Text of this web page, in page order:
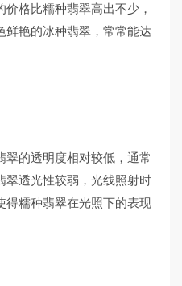
格比糯种翡翠高出不少，
鲜艳的冰种翡翠，常常能达
翠的透明度相对较低，通常
翠透光性较弱，光线照射时
得糯种翡翠在光照下的表现